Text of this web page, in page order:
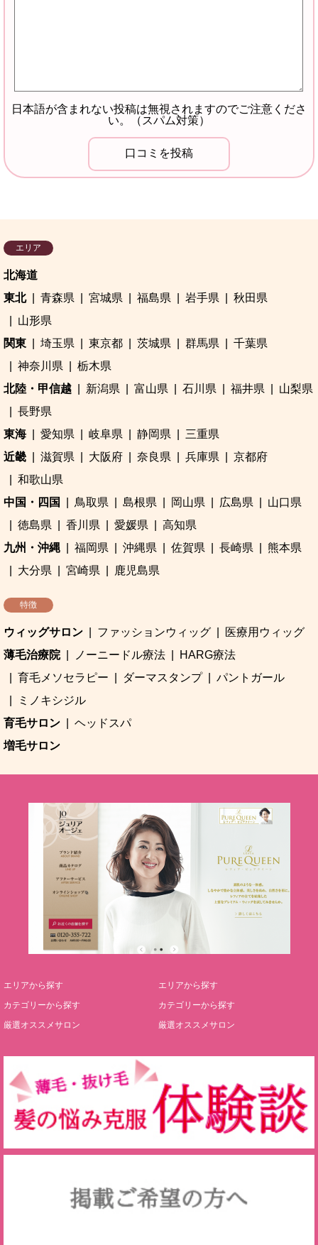
日本語が含まれない投稿は無視されますのでご注意くださ
い。（スパム対策）
エリア
北海道
東北
青森県 宮城県 福島県 岩手県
秋田県
山形県
関東
埼玉県 東京都 茨城県 群馬県
千葉県
神奈川県
栃木県
北陸・甲信越
新潟県 富山県 石川県 福井県
山梨県
長野県
東海
愛知県 岐阜県 静岡県
三重県
近畿
滋賀県 大阪府 奈良県 兵庫県
京都府
和歌山県
中国・四国
鳥取県 島根県 岡山県 広島県
山口県
徳島県
香川県 愛媛県
高知県
九州・沖縄
福岡県 沖縄県 佐賀県 長崎県
熊本県
大分県
宮崎県 鹿児島県
特徴
ウィッグサロン ファッションウィッグ
医療用ウィッグ
薄毛治療院
ノーニードル療法
HARG療法
育毛メソセラピー
ダーマスタンプ
パントガール
ミノキシジル
育毛サロン
ヘッドスパ
増毛サロン
エリアから探す
カテゴリーから探す
厳選オススメサロン
エリアから探す
カテゴリーから探す
厳選オススメサロン